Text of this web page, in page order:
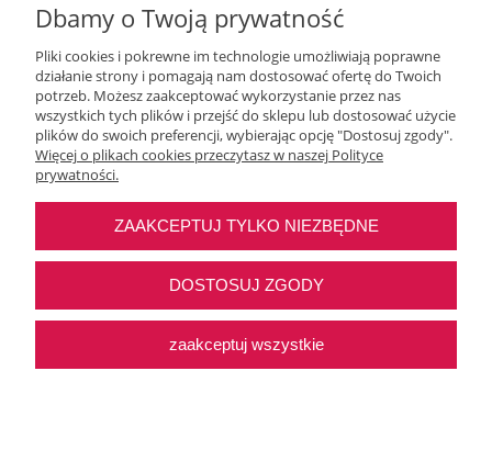
Moje konto
Najczęstsze pytania
Pomoc
Dbamy o Twoją prywatność
Pliki cookies i pokrewne im technologie umożliwiają poprawne
działanie strony i pomagają nam dostosować ofertę do Twoich
potrzeb. Możesz zaakceptować wykorzystanie przez nas
wszystkich tych plików i przejść do sklepu lub dostosować użycie
plików do swoich preferencji, wybierając opcję "Dostosuj zgody".
Więcej o plikach cookies przeczytasz w naszej Polityce
prywatności.
ZAAKCEPTUJ TYLKO NIEZBĘDNE
DOSTOSUJ ZGODY
zaakceptuj wszystkie